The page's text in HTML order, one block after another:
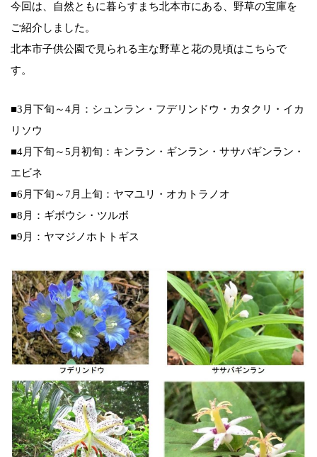
今回は、自然ともに暮らすまち北本市にある、野草の宝庫を
ご紹介しました。
北本市子供公園で見られる主な野草と花の見頃はこちらで
す。
■3月下旬～4月：シュンラン・フデリンドウ・カタクリ・イカ
リソウ
■4月下旬～5月初旬：キンラン・ギンラン・ササバギンラン・
エビネ
■6月下旬～7月上旬：ヤマユリ・オカトラノオ
■8月：ギボウシ・ツルボ
■9月：ヤマジノホトトギス